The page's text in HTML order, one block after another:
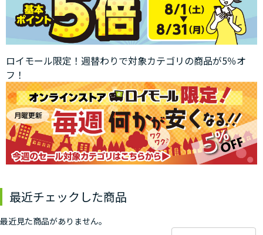
ロイモール限定！週替わりで対象カテゴリの商品が5％オ
フ！
最近チェックした商品
最近見た商品がありません。